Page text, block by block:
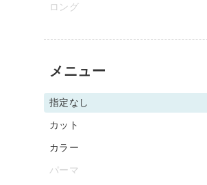
ロング
メニュー
指定なし
カット
カラー
パーマ